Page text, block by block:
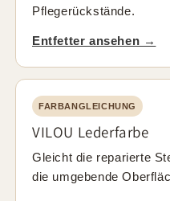
Pflegerückstände.
Entfetter ansehen →
FARBANGLEICHUNG
VILOU Lederfarbe
Gleicht die reparierte
die umgebende